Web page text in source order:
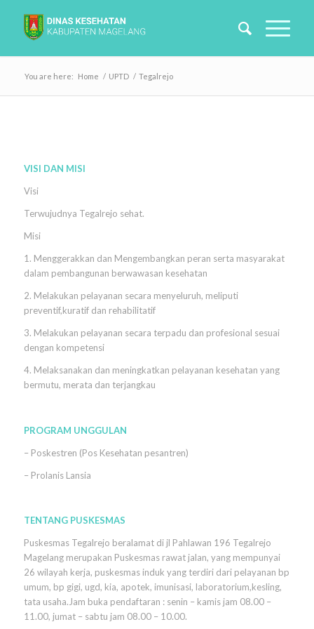
You are here: Home / UPTD / Tegalrejo
VISI DAN MISI
Visi
Terwujudnya Tegalrejo sehat.
Misi
1. Menggerakkan dan Mengembangkan peran serta masyarakat
dalam pembangunan berwawasan kesehatan
2. Melakukan pelayanan secara menyeluruh, meliputi
preventif,kuratif dan rehabilitatif
3. Melakukan pelayanan secara terpadu dan profesional sesuai
dengan kompetensi
4. Melaksanakan dan meningkatkan pelayanan kesehatan yang
bermutu, merata dan terjangkau
PROGRAM UNGGULAN
– Poskestren (Pos Kesehatan pesantren)
– Prolanis Lansia
TENTANG PUSKESMAS
Puskesmas Tegalrejo beralamat di jl Pahlawan 196 Tegalrejo
Magelang merupakan Puskesmas rawat jalan, yang mempunyai
26 wilayah kerja, puskesmas induk yang terdiri dari pelayanan bp
umum, bp gigi, ugd, kia, apotek, imunisasi, laboratorium,kesling,
tata usaha.Jam buka pendaftaran : senin – kamis jam 08.00 –
11.00, jumat – sabtu jam 08.00 – 10.00.